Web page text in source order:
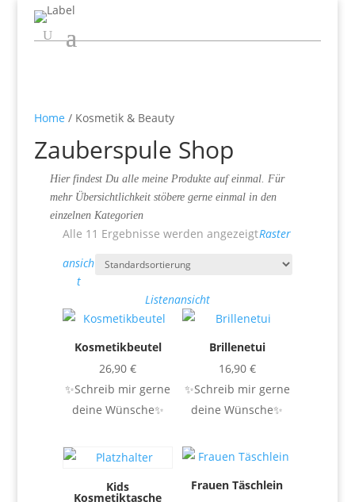
Home / Kosmetik & Beauty
Zauberspule Shop
Hier findest Du alle meine Produkte auf einmal. Für
mehr Übersichtlichkeit stöbere gerne einmal in den
einzelnen Kategorien
Alle 11 Ergebnisse werden angezeigtRaster
ansich
t
Listenansicht
Kosmetikbeutel
26,90 €
✨Schreib mir gerne
deine Wünsche✨
Brillenetui
16,90 €
✨Schreib mir gerne
deine Wünsche✨
Kids
Kosmetiktasche
Frauen Täschlein